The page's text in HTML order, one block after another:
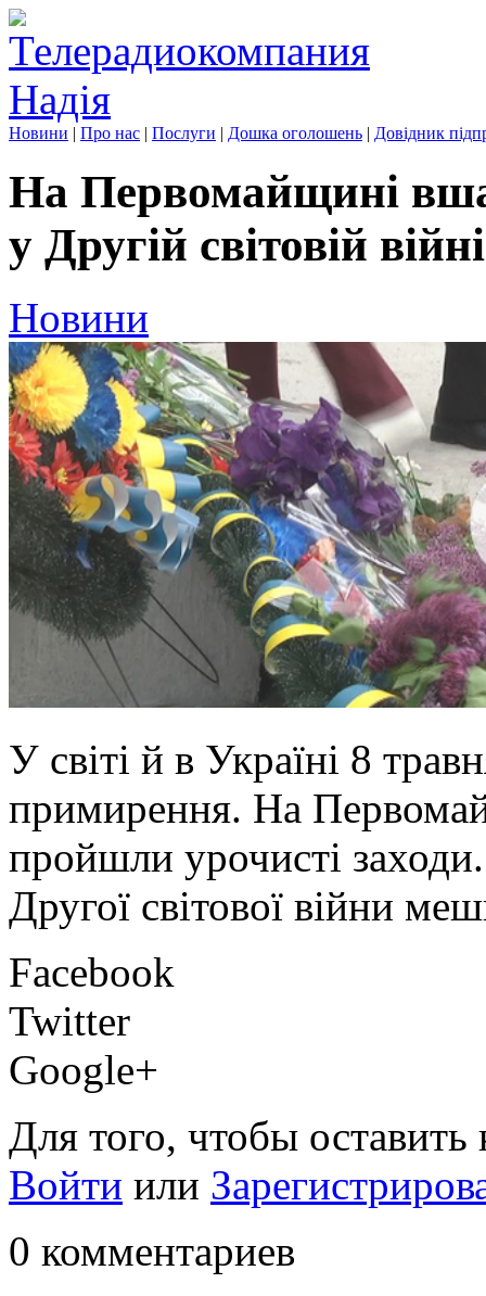
Новини | Про нас | Послуги | Дошка оголошень | Довідник
На Первомайщині
у Другій світовій війні
Новини
У світі й в Україні 8
примирення. На
пройшли урочисті
Другої світової війни
Facebook
Twitter
Google+
Для того, чтобы
Войти или
0 комментариев